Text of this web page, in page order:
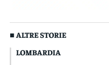
■ ALTRE STORIE
LOMBARDIA